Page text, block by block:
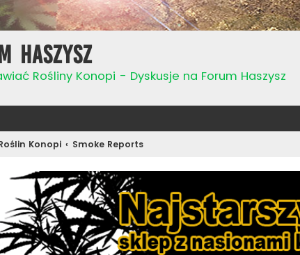
Haszysz
Rośliny Konopi - Dyskusje na Forum Haszysz
Konopi Smoke Reports